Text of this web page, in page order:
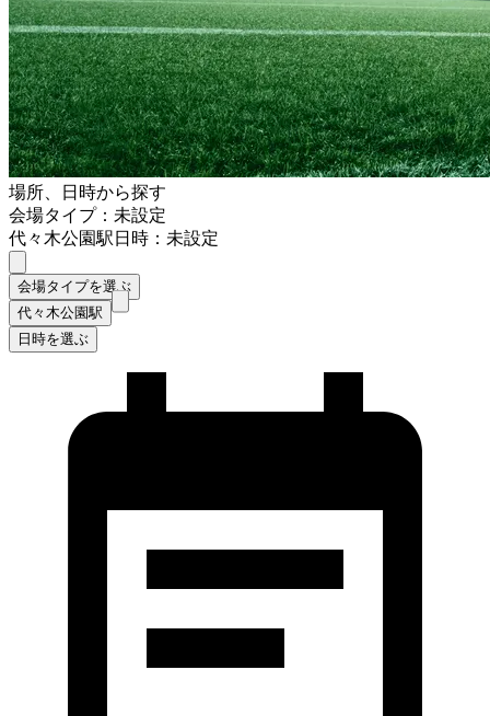
場所、日時から探す
会場タイプ：未設定
代々木公園駅日時：未設定
会場タイプを選ぶ
代々木公園駅
日時を選ぶ